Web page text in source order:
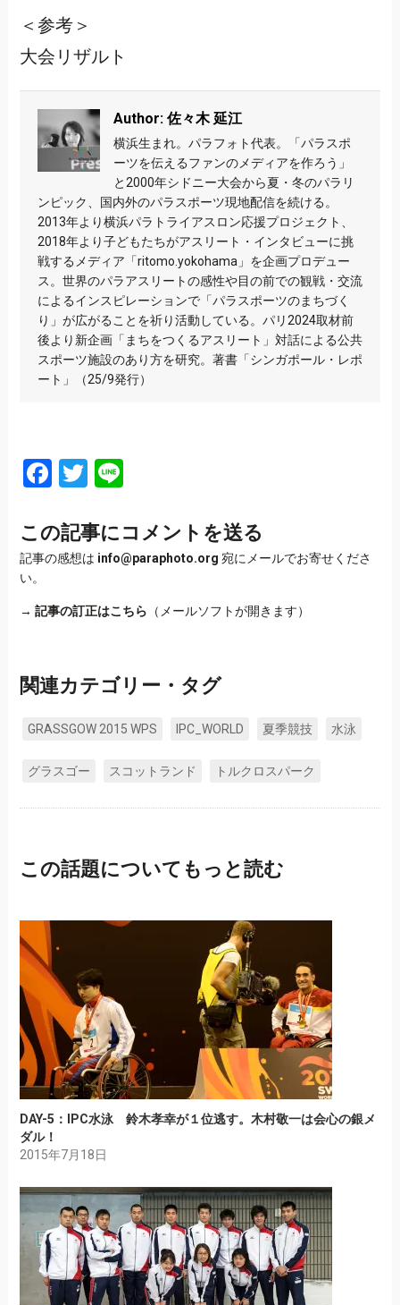
＜参考＞
大会リザルト
Author: 佐々木 延江
横浜生まれ。パラフォト代表。「パラスポ
ーツを伝えるファンのメディアを作ろう」
と2000年シドニー大会から夏・冬のパラリ
ンピック、国内外のパラスポーツ現地配信を続ける。
2013年より横浜パラトライアスロン応援プロジェクト、
2018年より子どもたちがアスリート・インタビューに挑
戦するメディア「ritomo.yokohama」を企画プロデュー
ス。世界のパラアスリートの感性や目の前での観戦・交流
によるインスピレーションで「パラスポーツのまちづく
り」が広がることを祈り活動している。パリ2024取材前
後より新企画「まちをつくるアスリート」対話による公共
スポーツ施設のあり方を研究。著書「シンガポール・レポ
ート」（25/9発行）
Facebook
Twitter
この記事にコメントを送る
記事の感想は info@paraphoto.org 宛にメールでお寄せくださ
い。
→ 記事の訂正はこちら （メールソフトが開きます）
関連カテゴリー・タグ
GRASSGOW 2015 WPS IPC_WORLD 夏季競技 水泳
グラスゴー スコットランド トルクロスパーク
この話題についてもっと読む
DAY-5：IPC水泳 鈴木孝幸が１位逃す。木村敬一は会心の銀メ
ダル！
2015年7月18日